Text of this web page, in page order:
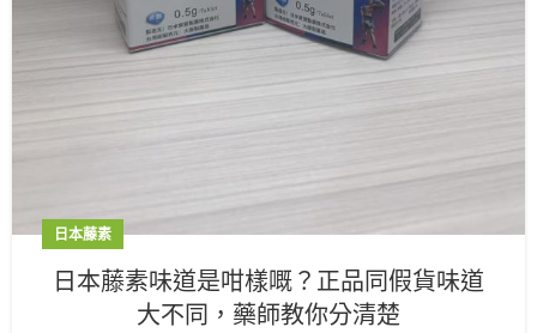
日本藤素
日本藤素味道是咁樣嘅？正品同假貨味道
大不同，藥師教你分清楚